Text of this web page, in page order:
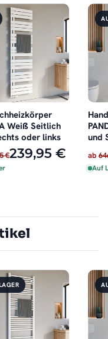
Weiß Seitlich
oder links
€239,95 €
und
ab
Auf